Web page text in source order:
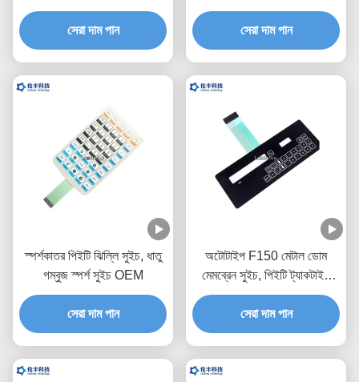
সেরা দাম পান
সুইচ
সেরা দাম পান
স্পর্শকাতর পিইটি ঝিল্লি সুইচ, ধাতু
গম্বুজ স্পর্শ সুইচ OEM
সেরা দাম পান
অটোটাইপ F150 মেটাল ডোম
মেমব্রেন সুইচ, পিইটি ট্যাকটাইল
সুইচ কীপ্যাড
সেরা দাম পান